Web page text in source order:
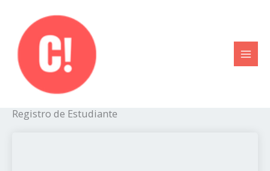
contenido
Registro de Estudiante